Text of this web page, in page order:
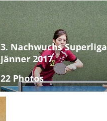
3. Nachwuchs Superliga
Jänner 2017
22 Photos